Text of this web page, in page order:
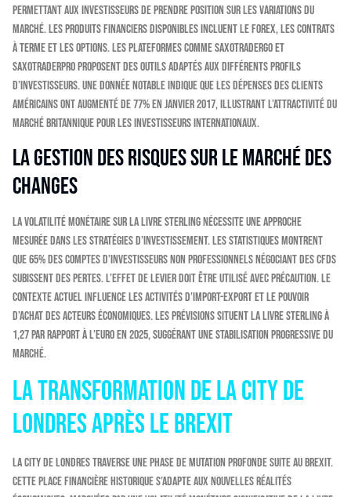
permettant aux investisseurs de prendre position sur les variations du
marché. Les produits financiers disponibles incluent le Forex, les contrats
à terme et les options. Les plateformes comme SaxoTraderGO et
SaxoTraderPRO proposent des outils adaptés aux différents profils
d’investisseurs. Une donnée notable indique que les dépenses des clients
américains ont augmenté de 77% en janvier 2017, illustrant l’attractivité du
marché britannique pour les investisseurs internationaux.
La gestion des risques sur le marché des
changes
La volatilité monétaire sur la livre sterling nécessite une approche
mesurée dans les stratégies d’investissement. Les statistiques montrent
que 65% des comptes d’investisseurs non professionnels négociant des CFDs
subissent des pertes. L’effet de levier doit être utilisé avec précaution. Le
contexte actuel influence les activités d’import-export et le pouvoir
d’achat des acteurs économiques. Les prévisions situent la livre sterling à
1,27 par rapport à l’euro en 2025, suggérant une stabilisation progressive du
marché.
La transformation de la City de
Londres après le Brexit
La City de Londres traverse une phase de mutation profonde suite au Brexit.
Cette place financière historique s’adapte aux nouvelles réalités